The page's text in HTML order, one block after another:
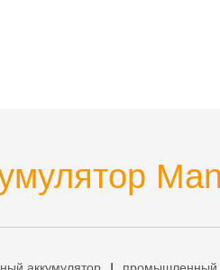
аккумулятор промышленный